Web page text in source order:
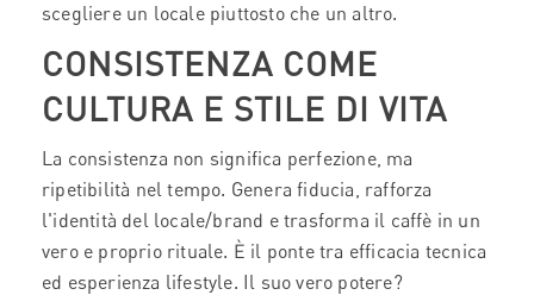
scegliere un locale piuttosto che un altro.
CONSISTENZA COME
CULTURA E STILE DI VITA
La consistenza non significa perfezione, ma
ripetibilità nel tempo. Genera fiducia, rafforza
l'identità del locale/brand e trasforma il caffè in un
vero e proprio rituale. È il ponte tra efficacia tecnica
ed esperienza lifestyle. Il suo vero potere?